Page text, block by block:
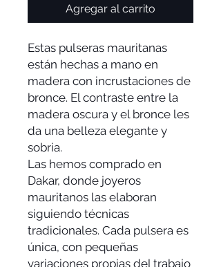
Agregar al carrito
Estas pulseras mauritanas
están hechas a mano en
madera con incrustaciones de
bronce. El contraste entre la
madera oscura y el bronce les
da una belleza elegante y
sobria.
Las hemos comprado en
Dakar, donde joyeros
mauritanos las elaboran
siguiendo técnicas
tradicionales. Cada pulsera es
única, con pequeñas
variaciones propias del trabajo